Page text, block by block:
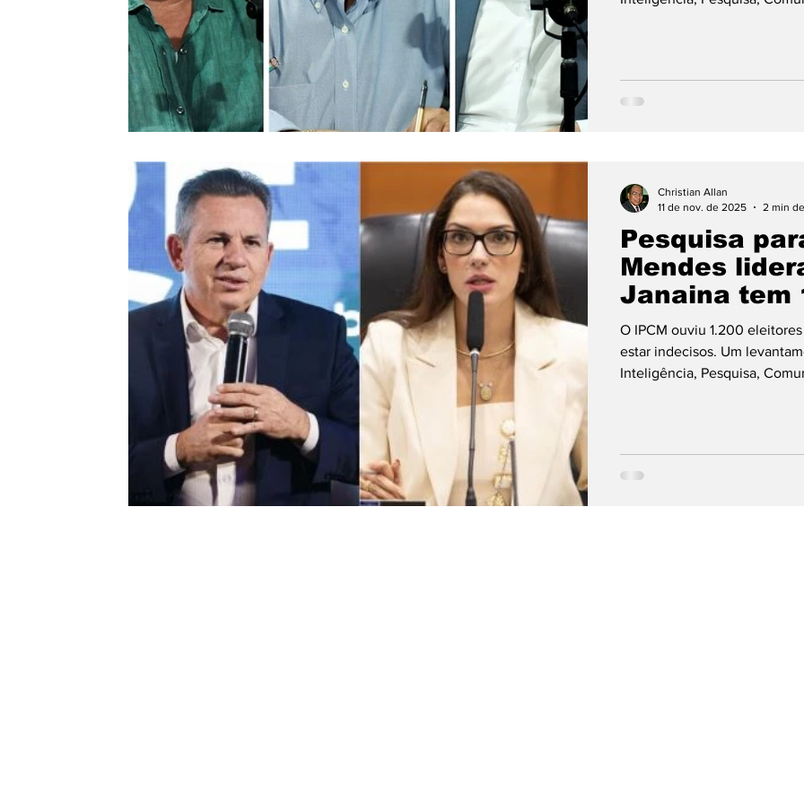
quando os pré-candidatos
senador Wellington Fagundes
Pesquisa
Mendes
Janaina tem
O IPCM ouviu 1.200
estar indecisos. Um
Inteligência, Pesquisa,
candidatos são
das intenções de voto. Na
Christian Allan
11 de nov. de 2025
2 min